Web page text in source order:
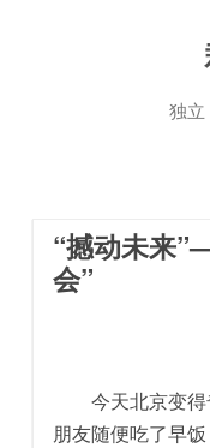
独立
“撼动未来
会”
今天北京变得
朋友随便吃了早